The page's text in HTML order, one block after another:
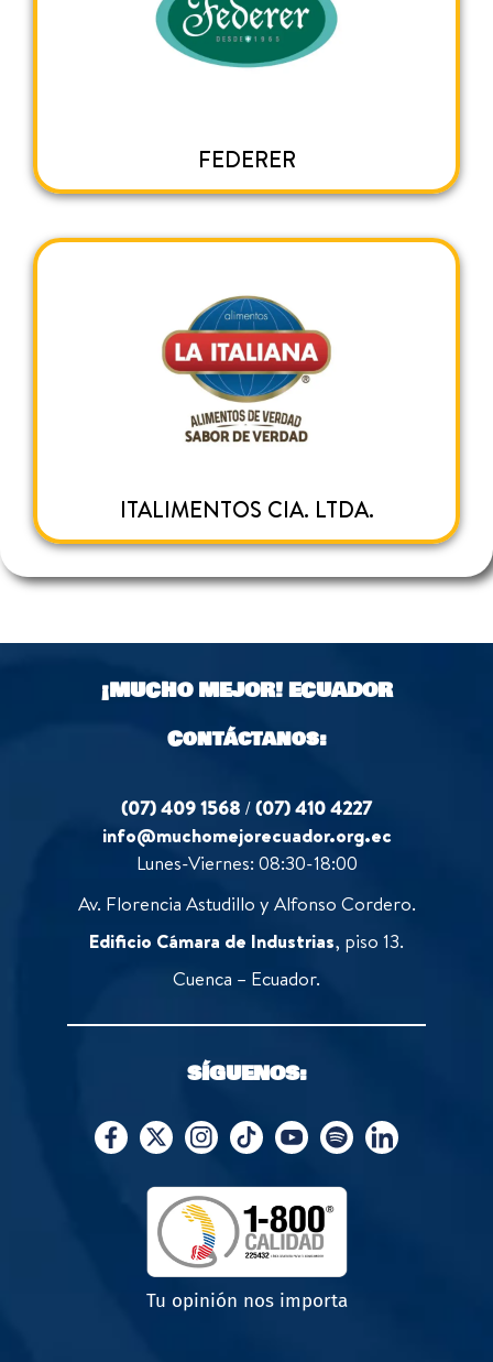
FEDERER
ITALIMENTOS CIA. LTDA.
¡MUCHO MEJOR!ECUADOR
Contáctanos:
(07) 409 1568 /(07) 410 4227
info@muchomejorecuador.org.ec
Lunes-Viernes: 08:30-18:00
Av. Florencia Astudillo y Alfonso Cordero.
Edificio Cámara de Industrias, piso 13.
Cuenca – Ecuador.
SÍGUENOS:
Tu opinión nos importa